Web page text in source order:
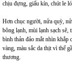
chịu đựng, giấu kín, chút le
Hơn chục người, nửa quỳ,
bông lạnh, mùi lạnh sạch sẽ,
bình thản đảo mắt nhìn khắp
vàng, màu sắc da thịt vì thế
thương.